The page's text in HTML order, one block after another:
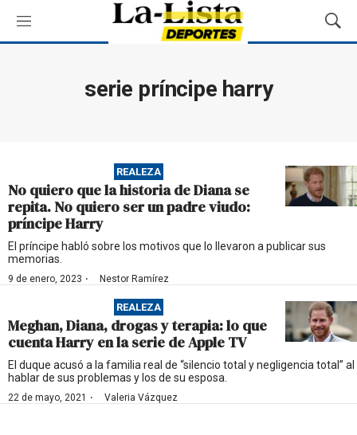
M
e
M
o
ú
s
q
u
serie príncipe harry
REALEZA
No quiero que la historia de Diana se
repita. No quiero ser un padre viudo:
príncipe Harry
El príncipe habló sobre los motivos que lo llevaron a publicar sus
memorias.
9 de enero, 2023 · Nestor Ramírez
REALEZA
Meghan, Diana, drogas y terapia: lo que
cuenta Harry en la serie de Apple TV
El duque acusó a la familia real de “silencio total y negligencia total” al
hablar de sus problemas y los de su esposa.
22 de mayo, 2021 · Valeria Vázquez